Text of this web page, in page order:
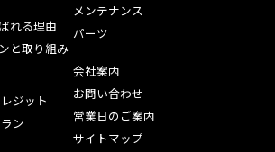
れる理由
と取り組み
メンテナンス
パーツ
ジット
ン
会社案内
お問い合わせ
営業日のご案内
サイトマップ